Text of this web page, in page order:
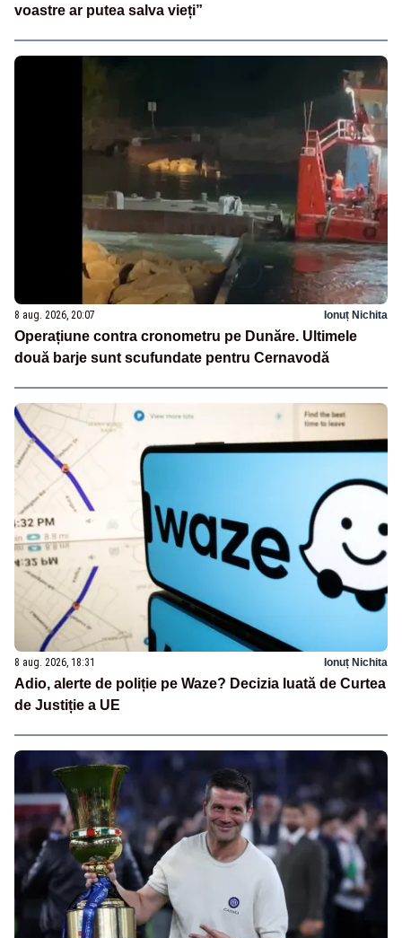
voastre ar putea salva vieți”
8 aug. 2026, 20:07 Ionuț Nichita
Operațiune contra cronometru pe Dunăre. Ultimele
două barje sunt scufundate pentru Cernavodă
8 aug. 2026, 18:31 Ionuț Nichita
Adio, alerte de poliție pe Waze? Decizia luată de Curtea
de Justiție a UE